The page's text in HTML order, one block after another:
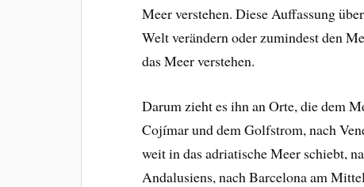
Meer verstehen. Diese Auffassung
Welt verändern oder zumindest den
das Meer verstehen.
Darum zieht es ihn an Orte, die dem
Cojímar und dem Golfstrom, nach
weit in das adriatische Meer schiebt,
Andalusiens, nach Barcelona am